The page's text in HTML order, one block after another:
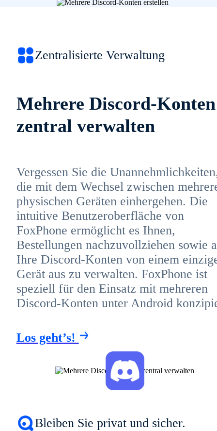
Zentralisierte Verwaltung
Mehrere Discord-Konten
zentral verwalten
Vergessen Sie die
die mit dem Wechsel zwischen
physischen Geräten einhergehen. Die
intuitive Benutzeroberfläche von
FoxPhone ermöglicht es Ihnen,
Bestellungen nachzuvollziehen sowie
Ihre Discord-Konten von einem
Gerät aus zu verwalten. FoxPhone ist
speziell für den Einsatz mit mehreren
Discord-Konten unter Android
Los geht’s!
Bleiben Sie privat und sicher.